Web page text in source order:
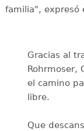
familia", expresó
Gracias al
Rohrmoser,
el camino
libre.
Que